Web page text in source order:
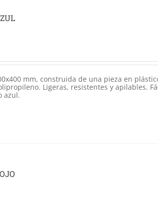
mm, construida de una pieza en
Ligeras, resistentes y apilables.
azul.